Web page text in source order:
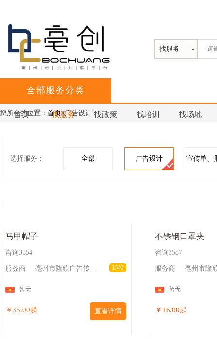
找服务
全部服务分类
首页 找服务 找政策 找培训 找场地
您所在的位置： 首页>广告设计
选择服务： 全部 广告设计 宣传单、
马甲帽子
咨询3554
服务商 亳州市隆欣广告传媒有限公司 LV0
暂无
￥35.00起 查看详情
不锈钢口罩夹
咨询3587
服务商
暂无
￥16.00起